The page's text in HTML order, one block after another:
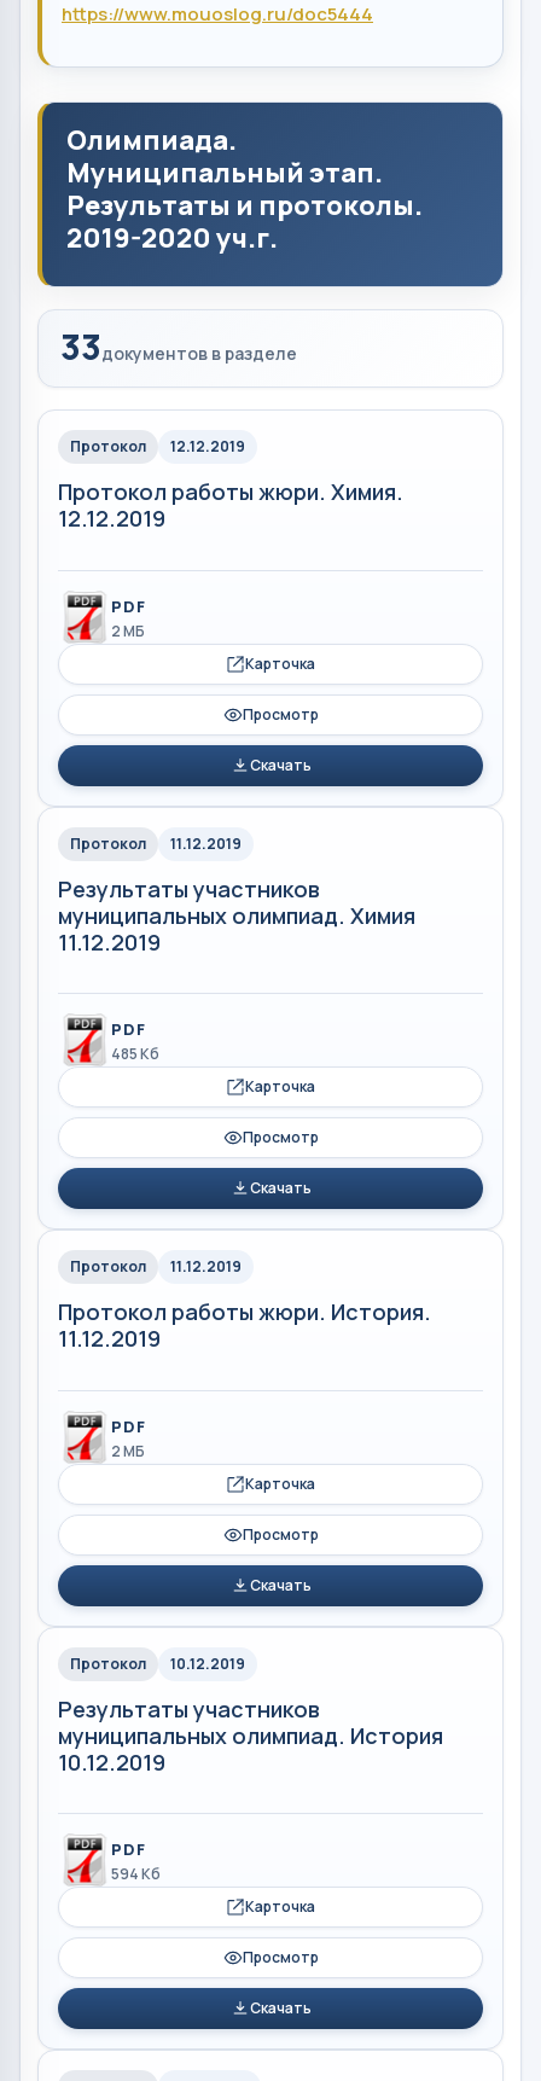
https://www.mouoslog.ru/doc5444
Олимпиада.
Муниципальный этап.
Результаты и протоколы.
2019-2020 уч.г.
33документов в разделе
Протокол 12.12.2019
Протокол работы жюри. Химия.
12.12.2019
PDF
2 МБ
Карточка
Просмотр
Скачать
Протокол 11.12.2019
Результаты участников
муниципальных олимпиад. Химия
11.12.2019
PDF
485 Кб
Карточка
Просмотр
Скачать
Протокол 11.12.2019
Протокол работы жюри. История.
11.12.2019
PDF
2 МБ
Карточка
Просмотр
Скачать
Протокол 10.12.2019
Результаты участников
муниципальных олимпиад. История
10.12.2019
PDF
594 Кб
Карточка
Просмотр
Скачать